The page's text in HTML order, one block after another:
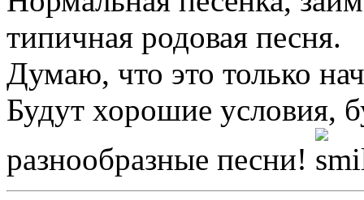
типичная родовая песня.
Думаю, что это только
Будут хорошие условия,
разнообразные песни!